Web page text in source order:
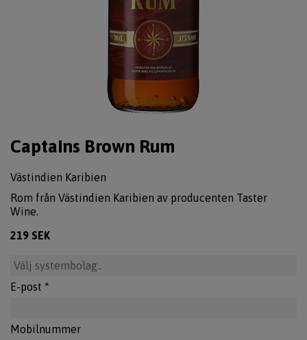
Captains Brown Rum
Västindien Karibien
Rom från Västindien Karibien av producenten Taster
Wine.
219 SEK
E-post *
Mobilnummer